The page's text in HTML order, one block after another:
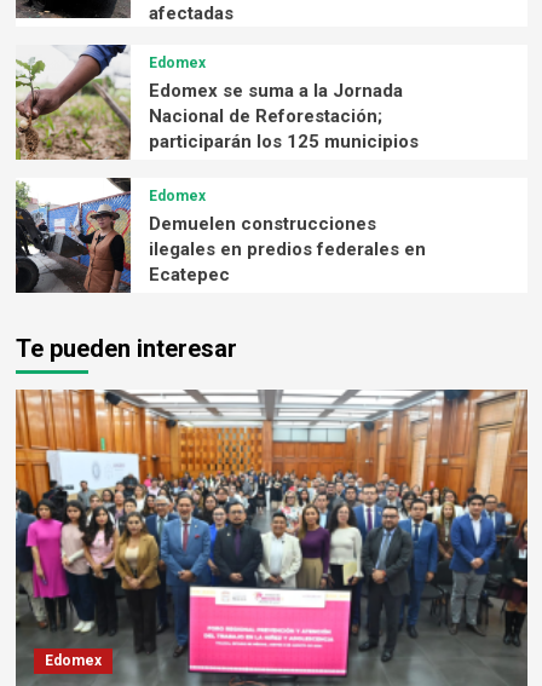
afectadas
Edomex
Edomex se suma a la Jornada
Nacional de Reforestación;
participarán los 125 municipios
Edomex
Demuelen construcciones
ilegales en predios federales en
Ecatepec
Te pueden interesar
Edomex